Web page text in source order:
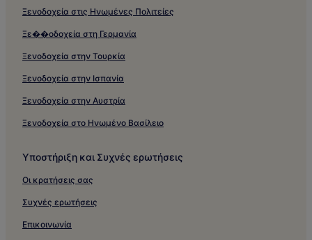
Ξενοδοχεία στις Ηνωμένες Πολιτείες
Ξε��οδοχεία στη Γερμανία
Ξενοδοχεία στην Τουρκία
Ξενοδοχεία στην Ισπανία
Ξενοδοχεία στην Αυστρία
Ξενοδοχεία στο Ηνωμένο Βασίλειο
Υποστήριξη και Συχνές ερωτήσεις
Οι κρατήσεις σας
Συχνές ερωτήσεις
Επικοινωνία